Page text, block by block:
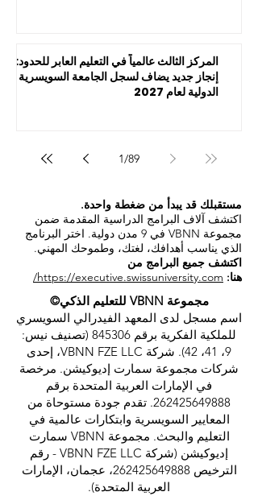
المركز الثالث عالمياً في التعليم العابر للحدود:
إنجاز جديد يضاف لسجل الجامعة السويسرية
الدولية لعام 2027
1/89
مستقبلك قد يبدأ من ضغطة واحدة.
اكتشف آلاف البرامج الدراسية المقدمة ضمن
مجموعة VBNN في 9 مدن دولية. اختر البرنامج
الذي يناسب أهدافك، لغتك، وطموحك المهني.
اكتشف جميع البرامج من
هنا: https://executive.swissuniversity.com/
مجموعة VBNN للتعليم الذكي©
اسم مسجل لدى المعهد الفيدرالي السويسري
للملكية الفكرية برقم 845306 (تصنيف نيس:
9، 41، 42). شركة VBNN FZE LLC، إحدى
شركات مجموعة سمارت إديوكيشن. مرخصة
في الإمارات العربية المتحدة برقم
262425649888. تقدم جودة مستوحاة من
المعايير السويسرية وابتكارات عالمية في
التعليم والبحث. مجموعة VBNN سمارت
إديوكيشن (شركة VBNN FZE LLC - رقم
الترخيص262425649888، عجمان، الإمارات
العربية المتحدة).